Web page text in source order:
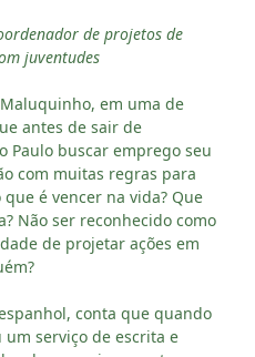
de projetos de
juventudes
em uma de
antes de sair de
Paulo buscar emprego seu
com muitas regras para
é vencer na vida? Que
Não ser reconhecido como
de projetar ações em
conta que quando
serviço de escrita e